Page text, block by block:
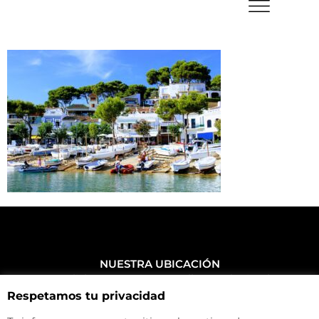
NUESTRA UBICACIÓN
Haz click aquí y mira como llegar a la tienda
CONTACTA CON NOSOTROS
+34 972 500 449
Respetamos tu privacidad